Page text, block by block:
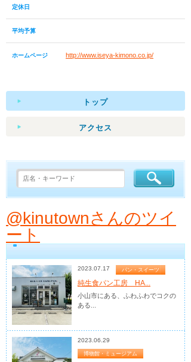
定休日
平均予算
ホームページ http://www.iseya-kimono.co.jp/
トップ
アクセス
@kinutownさんのツイ
ート
2023.07.17 パン・スイーツ
純生食パン工房 HA...
小山市にある、ふわふわでコクの
ある...
2023.06.29
博物館・ミュージアム